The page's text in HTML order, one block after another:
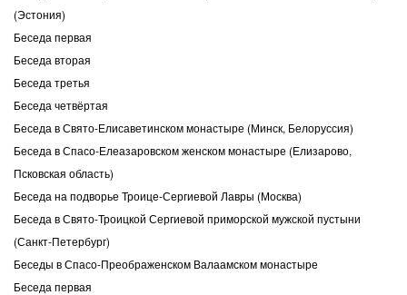
(Эстония)
Беседа первая
Беседа вторая
Беседа третья
Беседа четвёртая
Беседа в Свято-Елисаветинском монастыре (Минск, Белоруссия)
Беседа в Спасо-Елеазаровском женском монастыре (Елизарово,
Псковская область)
Беседа на подворье Троице-Сергиевой Лавры (Москва)
Беседа в Свято-Троицкой Сергиевой приморской мужской пустыни
(Санкт-Петербург)
Беседы в Спасо-Преображенском Валаамском монастыре
Беседа первая